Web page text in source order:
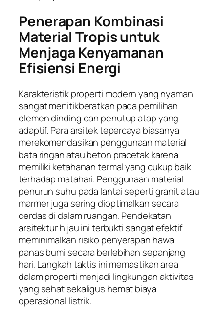
Penerapan Kombinasi
Material Tropis untuk
Menjaga Kenyamanan
Efisiensi Energi
Karakteristik properti modern yang nyaman
sangat menitikberatkan pada pemilihan
elemen dinding dan penutup atap yang
adaptif. Para arsitek tepercaya biasanya
merekomendasikan penggunaan material
bata ringan atau beton pracetak karena
memiliki ketahanan termal yang cukup baik
terhadap matahari. Penggunaan material
penurun suhu pada lantai seperti granit atau
marmer juga sering dioptimalkan secara
cerdas di dalam ruangan. Pendekatan
arsitektur hijau ini terbukti sangat efektif
meminimalkan risiko penyerapan hawa
panas bumi secara berlebihan sepanjang
hari. Langkah taktis ini memastikan area
dalam properti menjadi lingkungan aktivitas
yang sehat sekaligus hemat biaya
operasional listrik.